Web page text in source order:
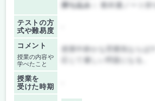
持ち込み：
教科書ノート持
テストの方
式や難易度
コメント
授業の内容や
学べたこと
応じて優しい問題になる。
授業を
受けた時期